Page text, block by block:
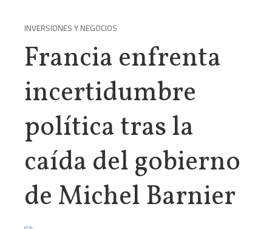
INVERSIONES Y NEGOCIOS
Francia enfrenta
incertidumbre
política tras la
caída del gobierno
de Michel Barnier